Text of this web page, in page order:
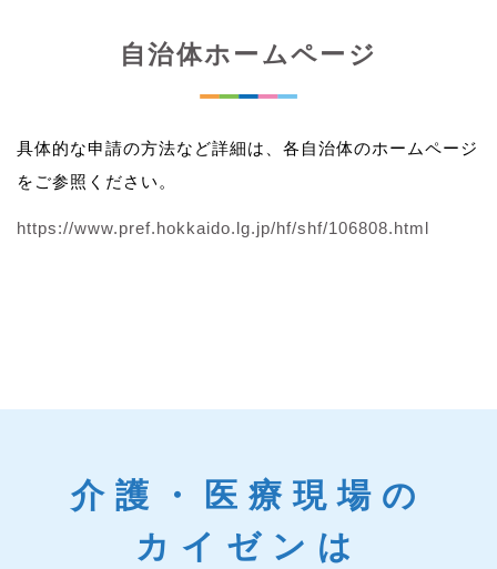
自治体ホームページ
具体的な申請の方法など詳細は、各自治体のホームページ
をご参照ください。
https://www.pref.hokkaido.lg.jp/hf/shf/106808.html
介護・医療現場の
カイゼンは